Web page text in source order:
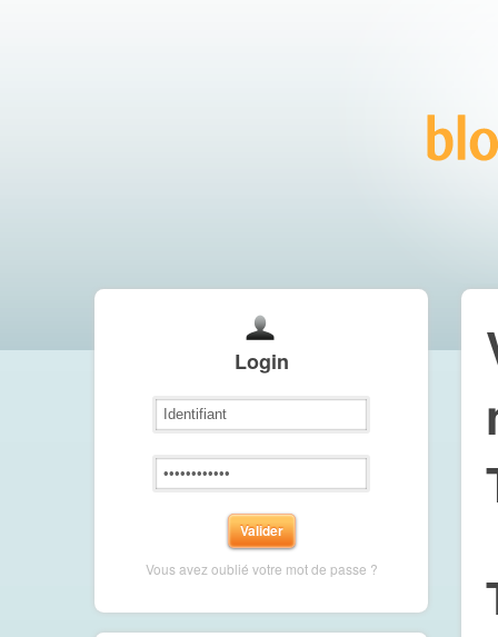
Login
Vous avez oublié votre mot de passe ?